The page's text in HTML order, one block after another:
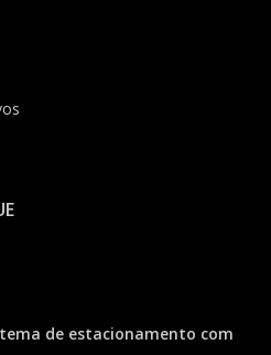
de estacionamento com